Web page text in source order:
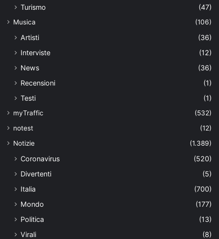
Turismo
(47)
Musica (106)
Artisti
(36)
Interviste
(12)
News
(36)
Recensioni
(1)
Testi
(1)
myTraffic
(532)
notest
(12)
Notizie
(1.389)
Coronavirus
(520)
Divertenti
(5)
Italia
(700)
Mondo
(177)
Politica
(13)
Virali
(8)